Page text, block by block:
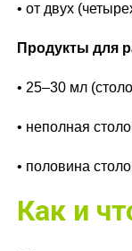
• от двух
Продукты для
• 25–30 мл
• неполная
• половина
Как и